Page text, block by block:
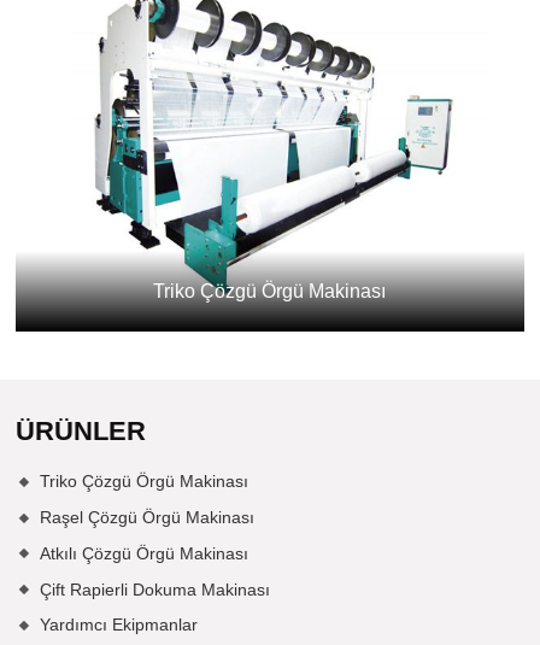
Triko Çözgü Örgü Makinası
ÜRÜNLER
Triko Çözgü Örgü Makinası
Raşel Çözgü Örgü Makinası
Atkılı Çözgü Örgü Makinası
Çift Rapierli Dokuma Makinası
Yardımcı Ekipmanlar